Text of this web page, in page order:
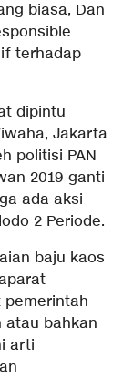
biasa, Dan
terhadap
dipintu
Jakarta
politisi PAN
2019 ganti
ada aksi
2 Periode.
baju kaos
pemerintah
atau bahkan
arti